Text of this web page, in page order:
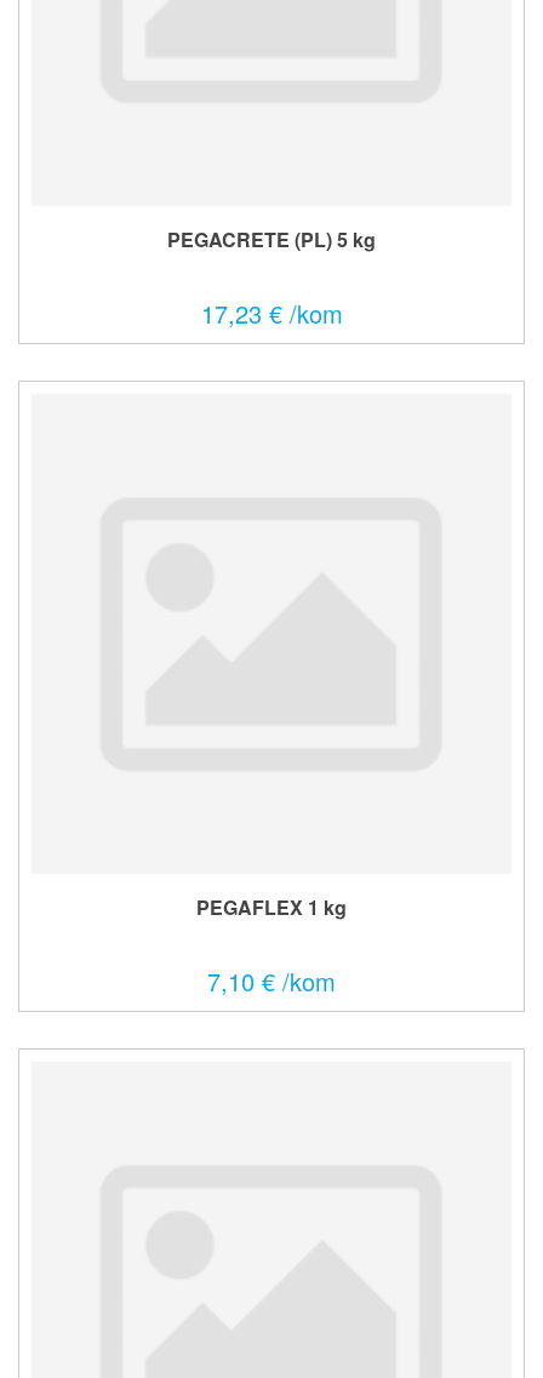
PEGACRETE (PL) 5 kg
17,23 € /kom
PEGAFLEX 1 kg
7,10 € /kom